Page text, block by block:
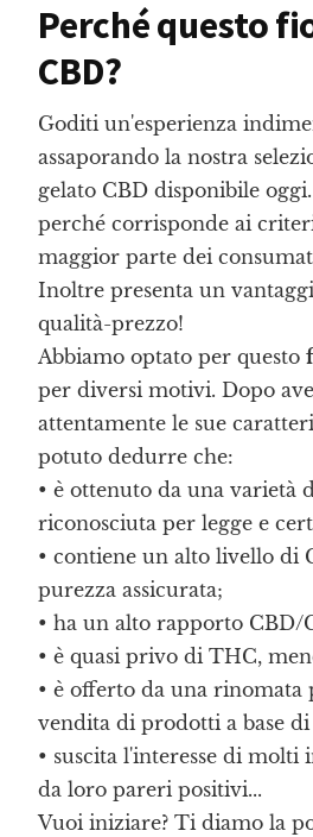
Perché questo
CBD?
Goditi un'esperienza
assaporando la nostra
gelato CBD disponibile
perché corrisponde ai
maggior parte dei
Inoltre presenta un
qualità-prezzo!
Abbiamo optato per questo
per diversi motivi. Dopo
attentamente le sue
potuto dedurre che:
• è ottenuto da una varietà
riconosciuta per legge e
• contiene un alto livello di
purezza assicurata;
• ha un alto rapporto CBD/
• è quasi privo di THC,
• è offerto da una
vendita di prodotti a base
• suscita l'interesse di molti
da loro pareri positivi...
Vuoi iniziare? Ti diamo la